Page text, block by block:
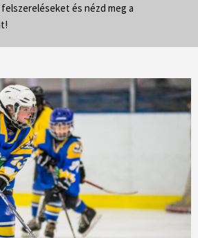
és nézd meg a